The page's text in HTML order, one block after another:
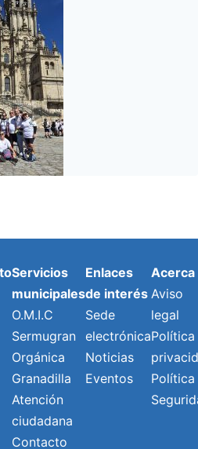
Servicios
municipales
O.M.I.C
Sermugran
Orgánica
Granadilla
Atención
ciudadana
Contacto
Enlaces
de interés
Sede
electrónica
Noticias
Eventos
Acerca
Aviso
legal
Política
Política